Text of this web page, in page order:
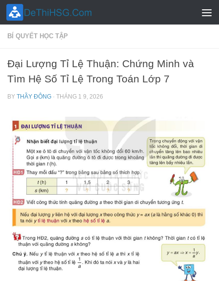
Skip to content
BÍ QUYẾT HỌC TẬP
Đại Lượng Tỉ Lệ Thuận: Chứng Minh và
Tìm Hệ Số Tỉ Lệ Trong Toán Lớp 7
BY THẦY ĐÔNG · THÁNG 1 9, 2026